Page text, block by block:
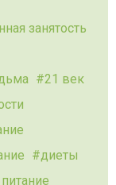
занятость
21 век
диеты